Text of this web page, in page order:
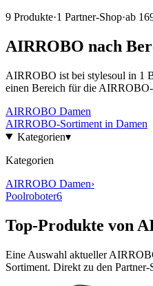
9 Produkte·1 Partner-Shop·ab
AIRROBO nach
AIRROBO ist bei stylesoul in 1
einen Bereich für die AIRROBO
AIRROBO Damen
AIRROBO-Sortiment in Damen
Kategorien▾
Kategorien
AIRROBO Damen›
Poolroboter6
Top-Produkte von
Eine Auswahl aktueller
Sortiment. Direkt zu den Partner-